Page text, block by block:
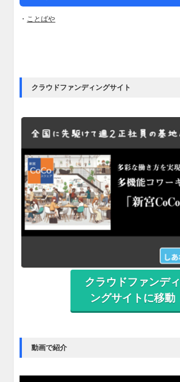
・ ことばや
クラウドファンディングサイト
クラウドファンディ
ングサイトに移動
動画で紹介